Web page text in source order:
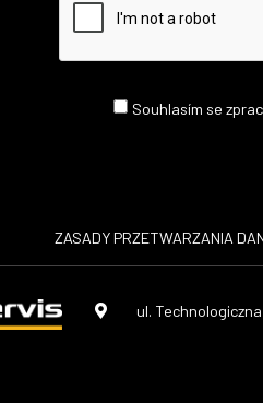
Souhlasím se
​ZASADY PRZETWARZANIA
ul.